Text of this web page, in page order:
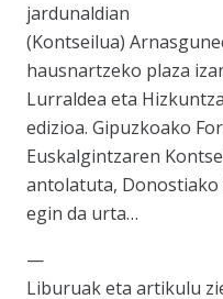
jardunaldian
(Kontseilua)
hausnartzeko plaza
Lurraldea eta
edizioa. Gipuzkoako
Euskalgintzaren
antolatuta, Donostiako
egin da urta…
—
Liburuak eta artikulu